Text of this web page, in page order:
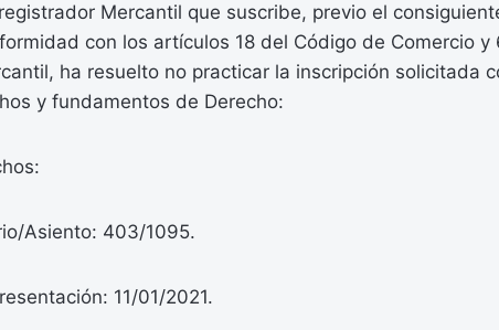
Mercantil que suscribe, previo el
con los artículos 18 del Código de Comercio
ha resuelto no practicar la inscripción solicitada
y fundamentos de Derecho:
Asiento: 403/1095.
11/01/2021.